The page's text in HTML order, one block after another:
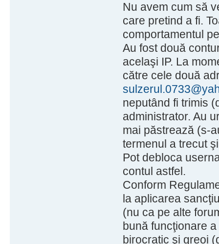
Nu avem cum să
care pretind a fi.
comportamentul
Au fost două
acelaşi IP. La
către cele două
neputând fi trimis
administrator. Au
mai păstrează (s-
termenul a trecut
Pot debloca
contul astfel.
Conform
la aplicarea
(nu ca pe alte
bună funcţionare
birocratic şi greoi